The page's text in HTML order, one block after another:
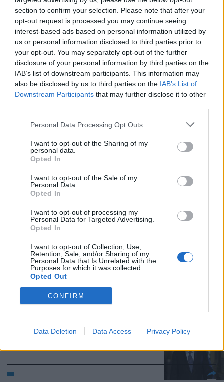
section to confirm your selection. Please note that after your
opt-out request is processed you may continue seeing
interest-based ads based on personal information utilized by
us or personal information disclosed to third parties prior to
your opt-out. You may separately opt-out of the further
disclosure of your personal information by third parties on the
IAB’s list of downstream participants. This information may
also be disclosed by us to third parties on the IAB’s List of
Downstream Participants that may further disclose it to other
Personal Data Processing Opt Outs
I want to opt-out of the Sharing of my
personal data.
Opted In
I want to opt-out of the Sale of my
Personal Data.
Opted In
I want to opt-out of processing my
Personal Data for Targeted Advertising.
Opted In
I want to opt-out of Collection, Use,
Retention, Sale, and/or Sharing of my
Personal Data that Is Unrelated with the
Purposes for which it was collected.
Opted Out
CONFIRM
Data Deletion Data Access Privacy Policy
31/12/2019
PARLAMENTO PENALIZZATO
Il governo Conte? Un
"decretificio"
07/04/2019
Le unioni civili sono legge, via
libera ai decreti attuativi
15/01/2017
Tredici decreti da approvare
Ferie a rischio, partiti in rivolta
30/06/2012
Napolitano richiama Monti su
decreti e fiducie
31/03/2012
Servono decreti e non minuetti